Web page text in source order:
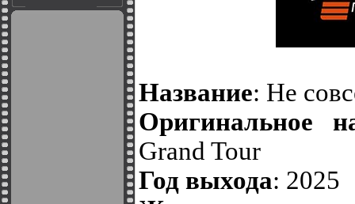
Название: Не
Оригинальное
Grand Tour
Год выхода: 2025